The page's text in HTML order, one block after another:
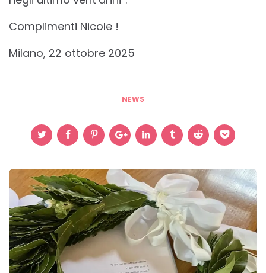
Complimenti Nicole !
Milano, 22 ottobre 2025
NEWS
Post
navigation